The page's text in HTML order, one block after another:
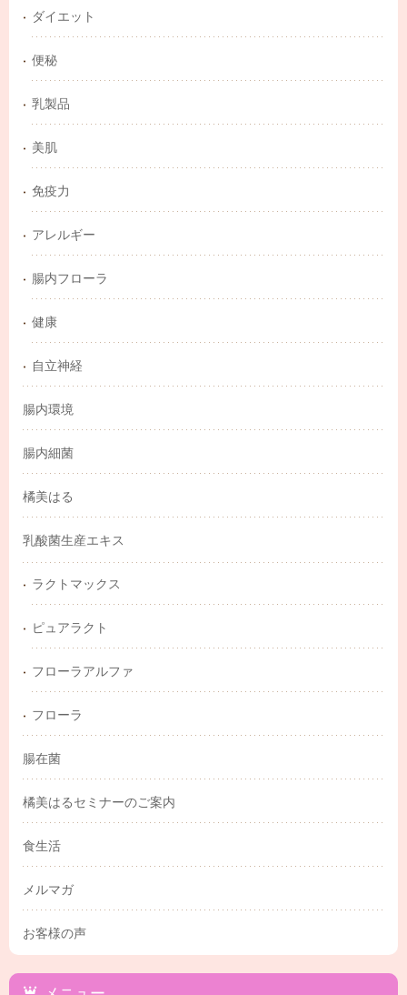
ダイエット
便秘
乳製品
美肌
免疫力
アレルギー
腸内フローラ
健康
自立神経
腸内環境
腸内細菌
橘美はる
乳酸菌生産エキス
ラクトマックス
ピュアラクト
フローラアルファ
フローラ
腸在菌
橘美はるセミナーのご案内
食生活
メルマガ
お客様の声